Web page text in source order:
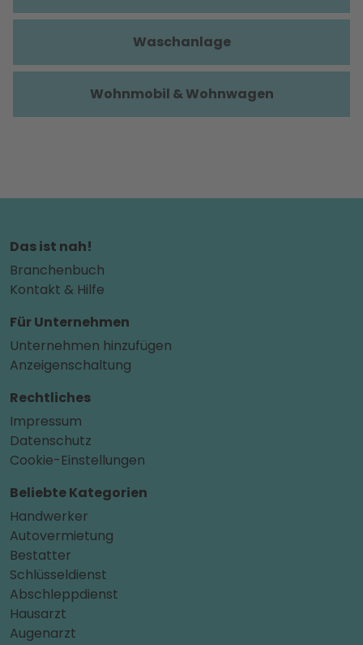
Waschanlage
Wohnmobil & Wohnwagen
Das ist nah!
Branchenbuch
Kontakt & Hilfe
Für Unternehmen
Unternehmen hinzufügen
Anzeigenschaltung
Rechtliches
Impressum
Datenschutz
Cookie-Einstellungen
Beliebte Kategorien
Handwerker
Autovermietung
Bestatter
Schlüsseldienst
Abschleppdienst
Hausarzt
Augenarzt